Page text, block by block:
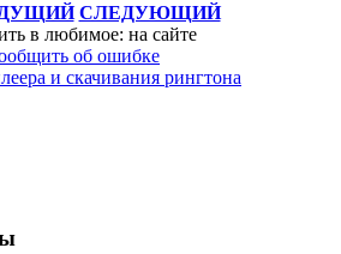
СЛЕДУЮЩИЙ
в любимое: на сайте
об ошибке
и скачивания рингтона